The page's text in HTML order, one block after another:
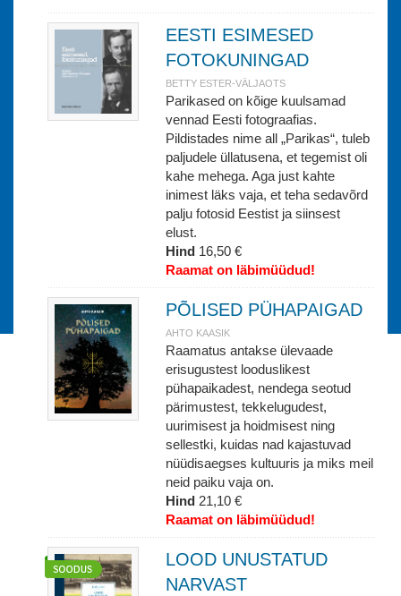
EESTI ESIMESED
FOTOKUNINGAD
BETTY ESTER-VÄLJAOTS
Parikased on kõige kuulsamad
vennad Eesti fotograafias.
Pildistades nime all „Parikas“, tuleb
paljudele üllatusena, et tegemist oli
kahe mehega. Aga just kahte
inimest läks vaja, et teha sedavõrd
palju fotosid Eestist ja siinsest
elust.
Hind 16,50 €
Raamat on läbimüüdud!
PÕLISED PÜHAPAIGAD
AHTO KAASIK
Raamatus antakse ülevaade
erisugustest looduslikest
pühapaikadest, nendega seotud
pärimustest, tekkelugudest,
uurimisest ja hoidmisest ning
sellestki, kuidas nad kajastuvad
nüüdisaegses kultuuris ja miks meil
neid paiku vaja on.
Hind 21,10 €
Raamat on läbimüüdud!
LOOD UNUSTATUD
NARVAST